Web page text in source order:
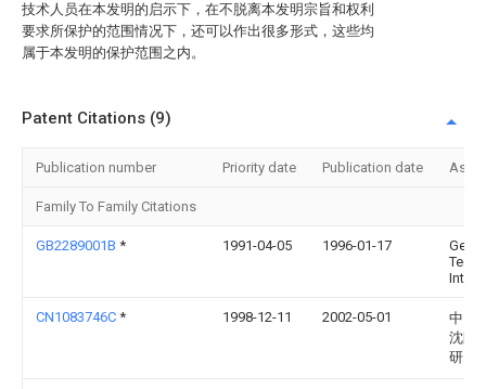
技术人员在本发明的启示下，在不脱离本发明宗旨和权利
要求所保护的范围情况下，还可以作出很多形式，这些均
属于本发明的保护范围之内。
Patent Citations (9)
Publication number Priority date Publication date
Family To Family Citations
GB2289001B * 1991-04-05 1996-01-17
CN1083746C * 1998-12-11 2002-05-01
中国
沈阳
研究